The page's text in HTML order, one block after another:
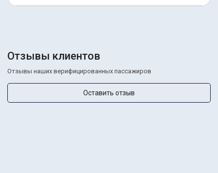
Отзывы клиентов
Отзывы наших верифицированных пассажиров
Оставить отзыв